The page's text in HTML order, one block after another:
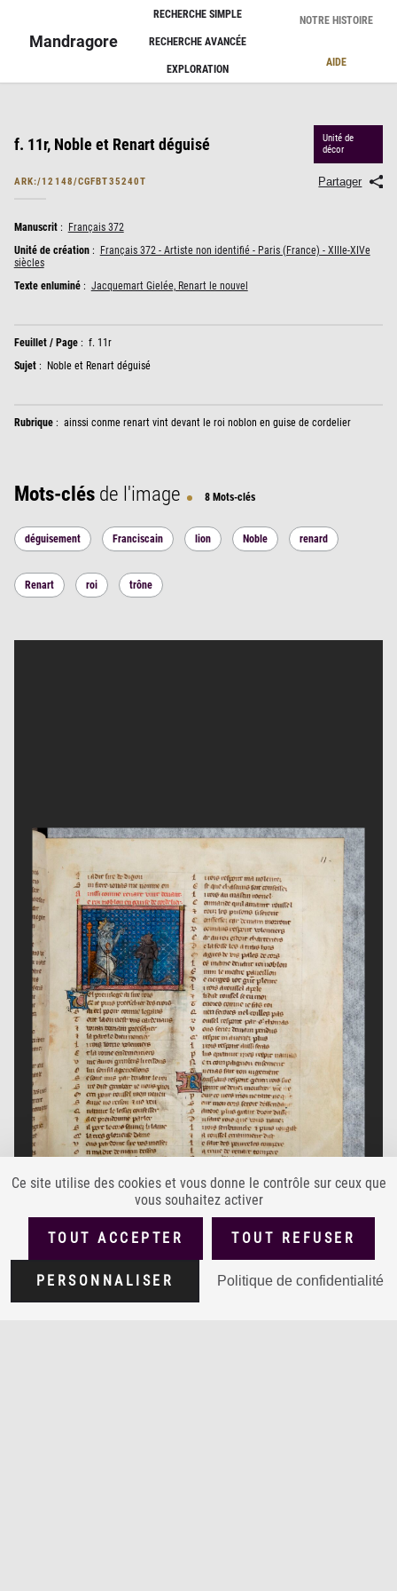
Mandragore
RECHERCHE SIMPLE
RECHERCHE AVANCÉE
EXPLORATION
NOTRE HISTOIRE
AIDE
f. 11r, Noble et Renart déguisé
Unité de
décor
ARK:/12148/CGFBT35240T Partager
Manuscrit: Français 372
Unité de création: Français 372 - Artiste non identifié - Paris (France) - XIIIe-XIVe
siècles
Texte enluminé: Jacquemart Gielée, Renart le nouvel
Feuillet / Page: f. 11r
Sujet: Noble et Renart déguisé
Rubrique: ainssi conme renart vint devant le roi noblon en guise de cordelier
Mots-clésde l'image 8 Mots-clés
déguisement Franciscain lion Noble renard
Renart roi trône
Ce site utilise des cookies et vous donne le contrôle sur ceux que
vous souhaitez activer
TOUT ACCEPTER TOUT REFUSER
PERSONNALISER Politique de confidentialité